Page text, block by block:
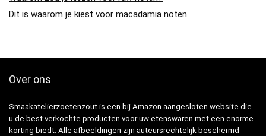
Dit is waarom je kiest voor macadamia noten
Over ons
Smaakatelierzoetenzout is een bij Amazon aangesloten website die
u de best verkochte producten voor uw etenswaren met een enorme
korting biedt. Alle afbeeldingen zijn auteursrechtelijk beschermd